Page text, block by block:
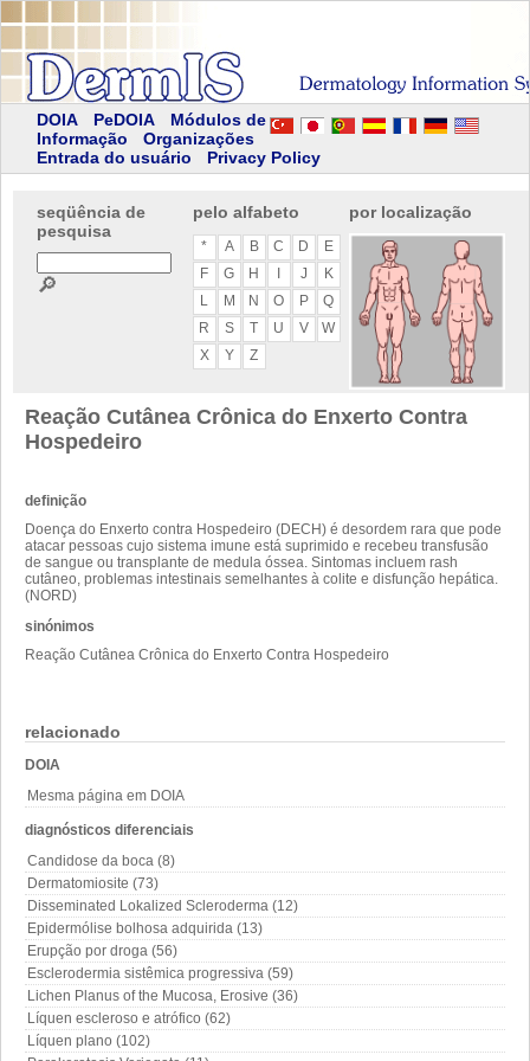
DOIA PeDOIA
Módulos de
Informação
Organizações
Entrada do usuário
Privacy Policy
seqüência de
pesquisa
🔎
pelo alfabeto
* A B C D
E
F
G H J
K
L
M N O P
Q
R
S T U V
W
X
Y Z
por localização
relacionado
DOIA
Mesma página em DOIA
diagnósticos diferenciais
Candidose da boca (8)
Dermatomiosite (73)
Disseminated Lokalized Scleroderma (12)
Epidermólise bolhosa adquirida (13)
Erupção por droga (56)
Esclerodermia sistêmica progressiva (59)
Lichen Planus of the Mucosa, Erosive (36)
Líquen escleroso e atrófico (62)
Líquen plano (102)
Reação Cutânea Crônica do Enxerto Contra
Hospedeiro
definição
Doença do Enxerto contra Hospedeiro (DECH) é desordem rara que pode
atacar pessoas cujo sistema imune está suprimido e recebeu transfusão
de sangue ou transplante de medula óssea. Sintomas incluem rash
cutâneo, problemas intestinais semelhantes à colite e disfunção hepática.
(NORD)
sinónimos
Reação Cutânea Crônica do Enxerto Contra Hospedeiro